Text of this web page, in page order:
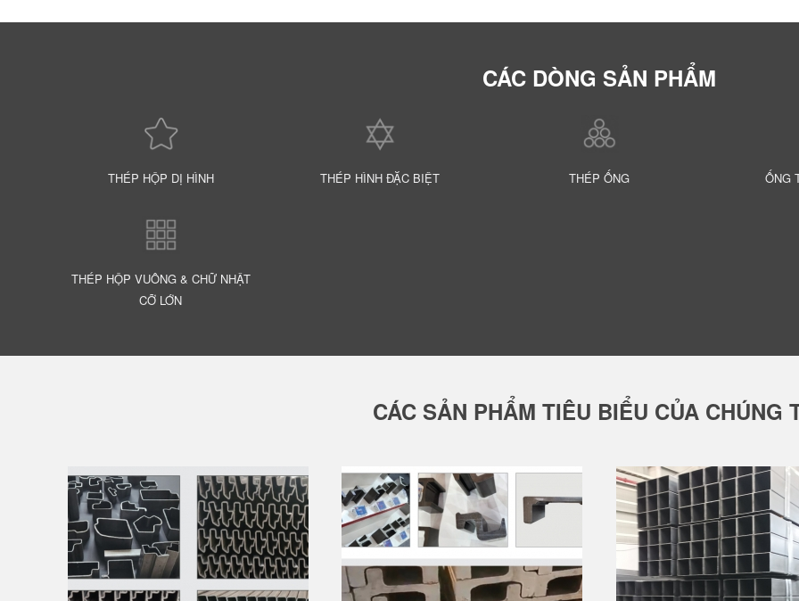
CÁC DÒNG SẢN PHẨM
THÉP HỘP DỊ HÌNH THÉP HÌNH ĐẶC BIỆT THÉP ỐNG ỐNG
THÉP HỘP VUÔNG & CHỮ NHẬT
CỠ LỚN
CÁC SẢN PHẨM TIÊU BIỂU CỦA CHÚNG